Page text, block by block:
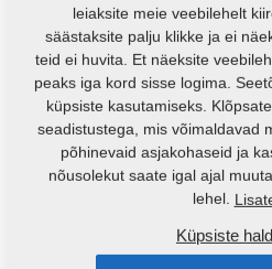
VZ00014132
leiaksite meie veebilehelt
säästaksite palju klikke ja ei
teid ei huvita. Et näeksite
peaks iga kord sisse logima.
küpsiste kasutamiseks.
seadistustega, mis võimaldavad
põhinevaid asjakohaseid ja
nõusolekut saate igal ajal
lehel.
Küpsiste